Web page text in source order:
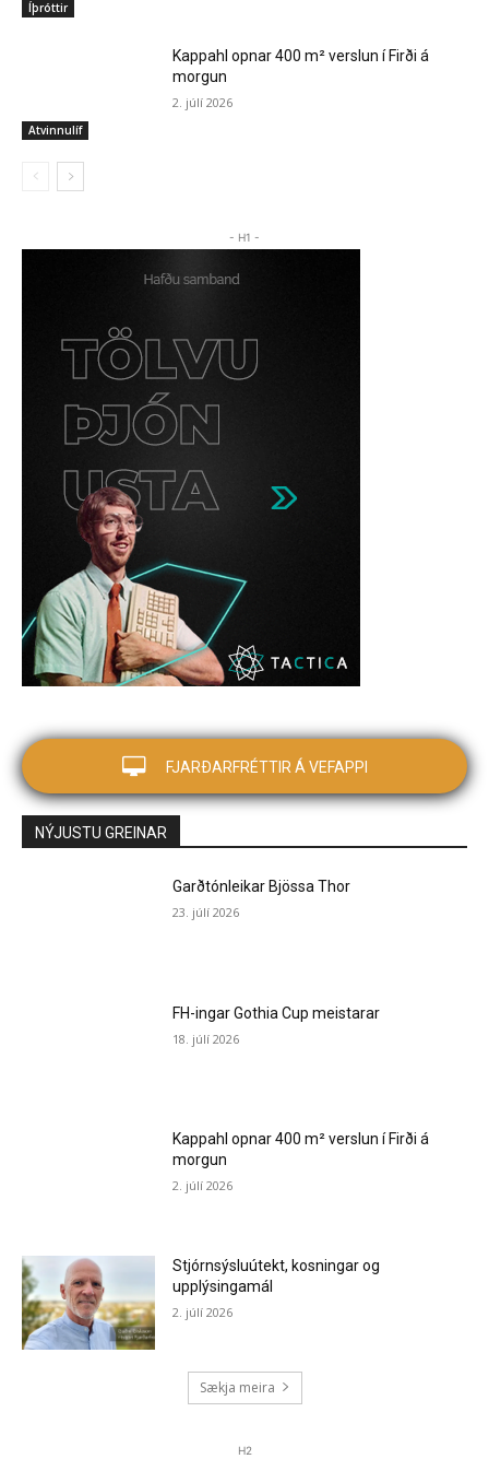
Íþróttir
Atvinnulíf
Kappahl opnar 400 m² verslun í Firði á
morgun
2. júlí 2026
- H1 -
FJARÐARFRÉTTIR Á VEFAPPI
NÝJUSTU GREINAR
Garðtónleikar Bjössa Thor
23. júlí 2026
FH-ingar Gothia Cup meistarar
18. júlí 2026
Kappahl opnar 400 m² verslun í Firði á
morgun
2. júlí 2026
Stjórnsýsluútekt, kosningar og
upplýsingamál
2. júlí 2026
Sækja meira
H2